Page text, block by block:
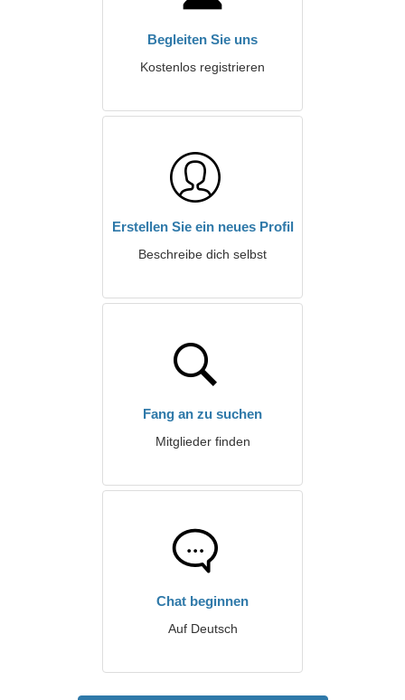
Begleiten Sie uns
Kostenlos registrieren
Erstellen Sie ein neues Profil
Beschreibe dich selbst
Fang an zu suchen
Mitglieder finden
Chat beginnen
Auf Deutsch